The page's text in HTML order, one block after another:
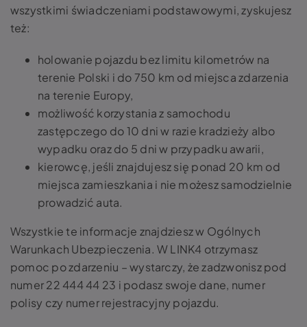
wszystkimi świadczeniami podstawowymi, zyskujesz
też:
holowanie pojazdu bez limitu kilometrów na
terenie Polski i do 750 km od miejsca zdarzenia
na terenie Europy,
możliwość korzystania z samochodu
zastępczego do 10 dni w razie kradzieży albo
wypadku oraz do 5 dni w przypadku awarii,
kierowcę, jeśli znajdujesz się ponad 20 km od
miejsca zamieszkania i nie możesz samodzielnie
prowadzić auta.
Wszystkie te informacje znajdziesz w Ogólnych
Warunkach Ubezpieczenia. W LINK4 otrzymasz
pomoc po zdarzeniu – wystarczy, że zadzwonisz pod
numer 22 444 44 23 i podasz swoje dane, numer
polisy czy numer rejestracyjny pojazdu.